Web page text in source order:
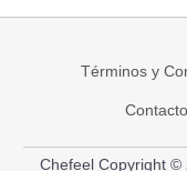
Términos y
Contacto
Chefeel Copyright ©